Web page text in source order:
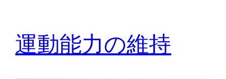
運動能力の維持